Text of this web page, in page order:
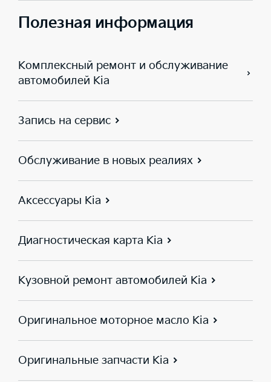
Полезная информация
Комплексный ремонт и обслуживание
автомобилей Kia
Запись на сервис
Обслуживание в новых реалиях
Аксессуары Kia
Диагностическая карта Kia
Кузовной ремонт автомобилей Kia
Оригинальное моторное масло Kia
Оригинальные запчасти Kia